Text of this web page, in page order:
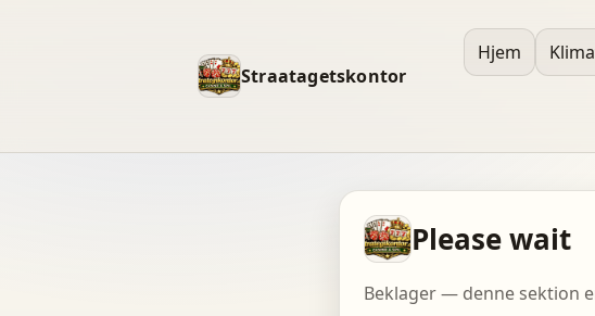
Straatagetskontor
Hjem
Please wait
Beklager — denne sektion